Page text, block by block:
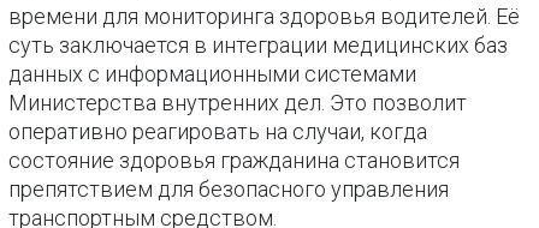
времени для мониторинга здоровья водителей. Её
суть заключается в интеграции медицинских баз
данных с информационными системами
Министерства внутренних дел. Это позволит
оперативно реагировать на случаи, когда
состояние здоровья гражданина становится
препятствием для безопасного управления
транспортным средством.